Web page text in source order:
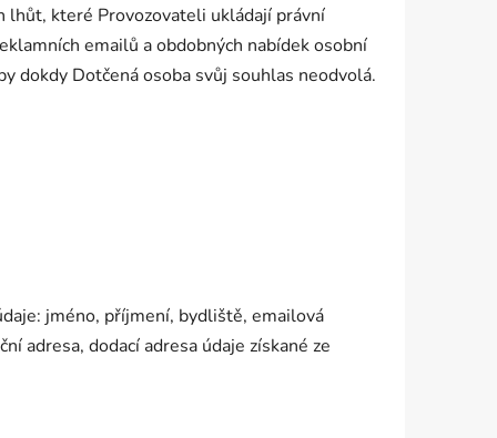
lhůt, které Provozovateli ukládají právní
emailů a obdobných nabídek osobní
dokdy Dotčená osoba svůj souhlas neodvolá.
jméno, příjmení, bydliště, emailová
adresa, dodací adresa údaje získané ze